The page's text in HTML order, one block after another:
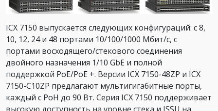
ICX 7150 выпускается следующих конфигураций: с 8,
10, 12, 24 и 48 портами 10/100/1000 Мбит/с, с
портами восходящего/стекового соединения
двойного назначения 1/10 GbE и полной
поддержкой PoE/PoE +. Версии ICX 7150-48ZP и ICX
7150-C10ZP предлагают мультигигабитные порты,
каждый с PoH до 90 Вт. Серия ICX 7150 поддерживает